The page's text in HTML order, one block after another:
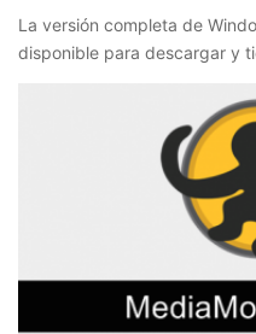
La versión completa de
disponible para descargar y